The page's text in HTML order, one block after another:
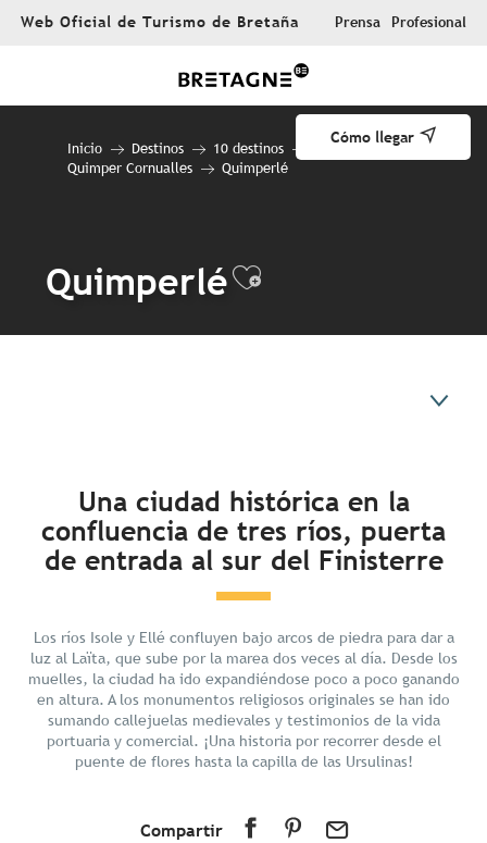
AllerWeb Oficial de Turismo de Bretaña Prensa Profesional
Cómo llegar
Inicio Destinos
10 destinos
Quimper Cornualles
Quimperlé
QuimperléAjouter aux
Descubrir
Preparar tu estancia
Una ciudad histórica en la
confluencia de tres ríos, puerta
de entrada al sur del Finisterre
Los ríos Isole y Ellé confluyen bajo arcos de piedra para dar a
luz al Laïta, que sube por la marea dos veces al día. Desde los
muelles, la ciudad ha ido expandiéndose poco a poco ganando
en altura. A los monumentos religiosos originales se han ido
sumando callejuelas medievales y testimonios de la vida
portuaria y comercial. ¡Una historia por recorrer desde el
puente de flores hasta la capilla de las Ursulinas!
Compartir